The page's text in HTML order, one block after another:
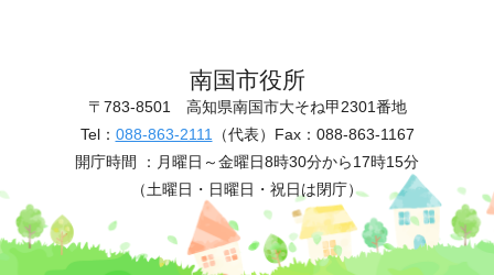
南国市役所
〒783-8501 高知県南国市大そね甲2301番地
Tel： 088-863-2111 （代表） Fax：088-863-1167
開庁時間 ： 月曜日～金曜日8時30分から17時15分
（土曜日・日曜日・祝日は閉庁）